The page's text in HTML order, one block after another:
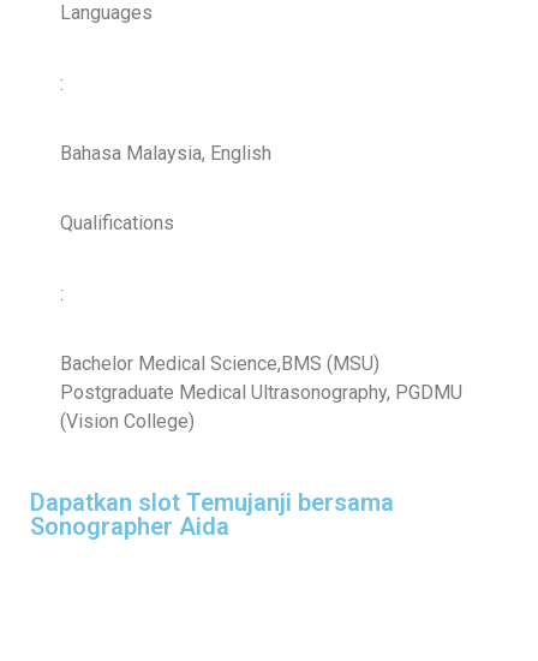
Languages
:
Bahasa Malaysia, English
Qualifications
:
Bachelor Medical Science,BMS (MSU)
Postgraduate Medical Ultrasonography, PGDMU
(Vision College)
Dapatkan slot Temujanji bersama
Sonographer Aida